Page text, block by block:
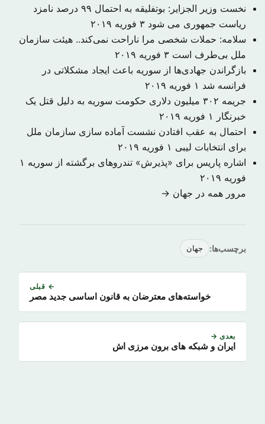
نخست وزیر الجزایر: بوتفلیقه به احتمال ۹۹ درصد نامزد
ریاست جمهوری می شود ۳ فوریه ۲۰۱۹
سلامه: حملات شخصی مرا ناراحت نمی‌کند.. هیئت سازمان
ملل بی‌طرف است ۳ فوریه ۲۰۱۹
بازگراندن جهادی‌ها از سوریه باعث ایجاد مشکلاتی در
فرانسه شد ۱ فوریه ۲۰۱۹
جریمه ۳۰۲ میلیون دلاری حکومت سوریه به دلیل قتل یک
خبرنگار
۱ فوریه ۲۰۱۹
احتمال به عقب افتادن نشست آماده سازی سازمان ملل
برای انتخابات لیبی ۱ فوریه ۲۰۱۹
اشاره پاریس برای «پذیرش» تندروهای برگشته از سوریه ۱
فوریه ۲۰۱۹
مرور همه در جهان →
برچسب‌ها: جهان
← قبلی
خواسته‌های معترضان به قانون اساسی جدید مصر
بعدی →
ایران و شبکه های برون مرزی اش